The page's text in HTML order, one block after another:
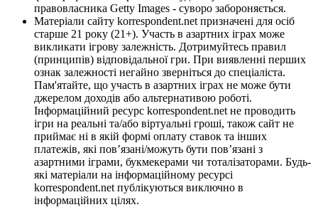
правовласника Getty Images - суворо забороняється.
Матеріали сайту korrespondent.net призначені для осіб
старше 21 року (21+). Участь в азартних іграх може
викликати ігрову залежність. Дотримуйтесь правил
(принципів) відповідальної гри. При виявленні перших
ознак залежності негайно зверніться до спеціаліста.
Пам'ятайте, що участь в азартних іграх не може бути
джерелом доходів або альтернативою роботі.
Інформаційний ресурс korrespondent.net не проводить
ігри на реальні та/або віртуальні гроші, також сайт не
приймає ні в якій формі оплату ставок та інших
платежів, які пов’язані/можуть бути пов’язані з
азартними іграми, букмекерами чи тоталізаторами. Будь-
які матеріали на інформаційному ресурсі
korrespondent.net публікуються виключно в
інформаційних цілях.